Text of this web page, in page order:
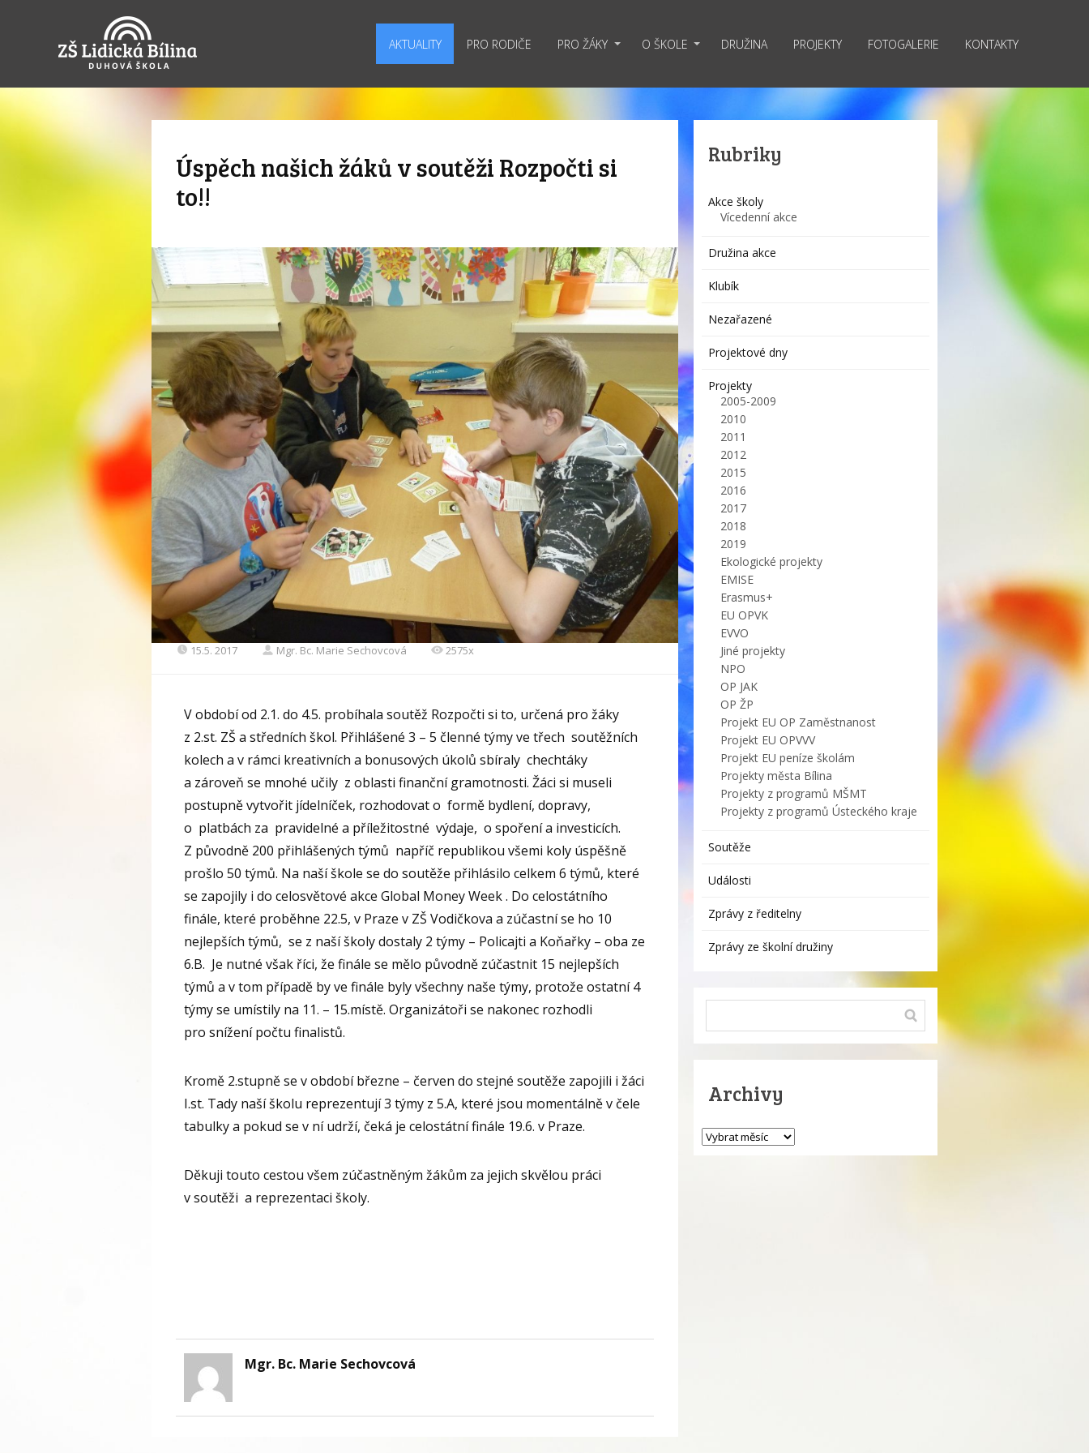
AKTUALITY PRO RODIČE PRO ŽÁKY O ŠKOLE DRUŽINA PROJEKTY FOTOGALERIE KONTAKTY
Úspěch našich žáků v soutěži Rozpočti si
to!!
15.5. 2017 Mgr. Bc. Marie Sechovcová 2575x
V období od 2.1. do 4.5. probíhala soutěž Rozpočti si to, určená pro žáky
z 2.st. ZŠ a středních škol. Přihlášené 3 – 5 členné týmy ve třech soutěžních
kolech a v rámci kreativních a bonusových úkolů sbíraly chechtáky
a zároveň se mnohé učily z oblasti finanční gramotnosti. Žáci si museli
postupně vytvořit jídelníček, rozhodovat o formě bydlení, dopravy,
o platbách za pravidelné a příležitostné výdaje, o spoření a investicích.
Z původně 200 přihlášených týmů napříč republikou všemi koly úspěšně
prošlo 50 týmů. Na naší škole se do soutěže přihlásilo celkem 6 týmů, které
se zapojily i do celosvětové akce Global Money Week . Do celostátního
finále, které proběhne 22.5, v Praze v ZŠ Vodičkova a zúčastní se ho 10
nejlepších týmů, se z naší školy dostaly 2 týmy – Policajti a Koňařky – oba ze
6.B. Je nutné však říci, že finále se mělo původně zúčastnit 15 nejlepších
týmů a v tom případě by ve finále byly všechny naše týmy, protože ostatní 4
týmy se umístily na 11. – 15.místě. Organizátoři se nakonec rozhodli
pro snížení počtu finalistů.
Kromě 2.stupně se v období březne – červen do stejné soutěže zapojili i žáci
I.st. Tady naší školu reprezentují 3 týmy z 5.A, které jsou momentálně v čele
tabulky a pokud se v ní udrží, čeká je celostátní finále 19.6. v Praze.
Děkuji touto cestou všem zúčastněným žákům za jejich skvělou práci
v soutěži a reprezentaci školy.
Mgr. Bc. Marie Sechovcová
Rubriky
Akce školy
Vícedenní akce
Družina akce
Klubík
Nezařazené
Projektové dny
Projekty
2005-2009
2010
2011
2012
2015
2016
2017
2018
2019
Ekologické projekty
EMISE
Erasmus+
EU OPVK
EVVO
Jiné projekty
NPO
OP JAK
OP ŽP
Projekt EU OP Zaměstnanost
Projekt EU OPVVV
Projekt EU peníze školám
Projekty města Bílina
Projekty z programů MŠMT
Projekty z programů Ústeckého kraje
Soutěže
Události
Zprávy z ředitelny
Zprávy ze školní družiny
Archivy